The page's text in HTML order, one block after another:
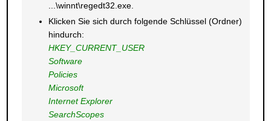
...\winnt\regedt32.exe.
Klicken Sie sich durch folgende Schlüssel (Ordner)
hindurch:
HKEY_CURRENT_USER
Software
Policies
Microsoft
Internet Explorer
SearchScopes